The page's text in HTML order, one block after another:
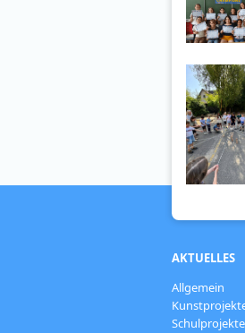
AKTUELLES
Allgemein
Schulprojekte